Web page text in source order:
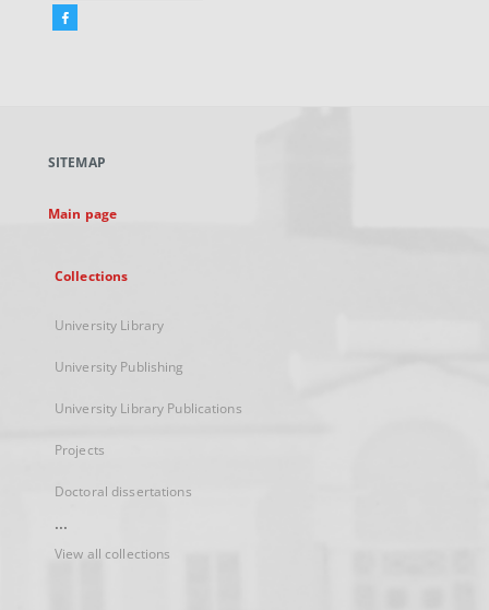
Facebook
new
SITEMAP
Main page
Collections
University Library
University Publishing
University Library Publications
Projects
Doctoral dissertations
...
View all collections